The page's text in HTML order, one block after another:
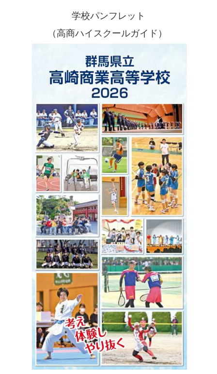
学校パンフレット
（高商ハイスクールガイド）